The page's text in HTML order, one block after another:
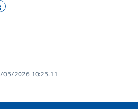
05/2026 10:25.11